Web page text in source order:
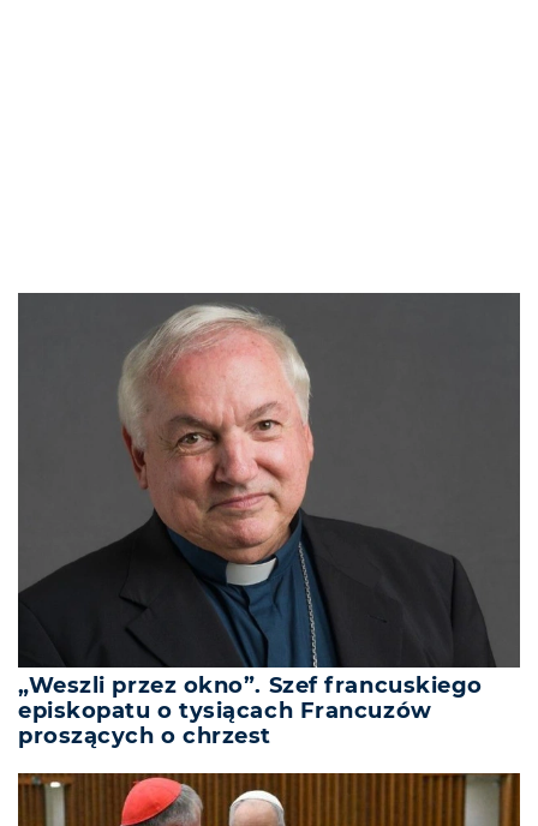
„Weszli przez okno”. Szef francuskiego
episkopatu o tysiącach Francuzów
proszących o chrzest